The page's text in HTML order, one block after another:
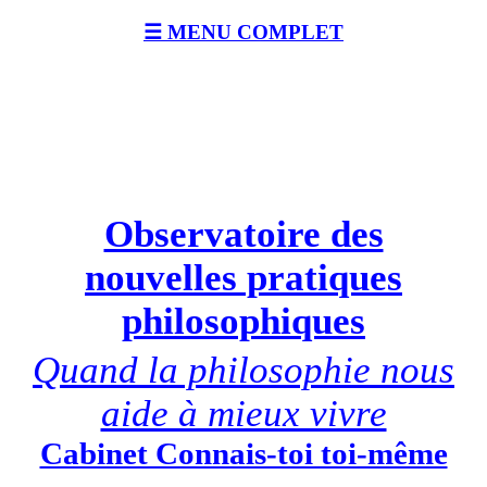
☰ MENU COMPLET
Observatoire des
nouvelles pratiques
philosophiques
Quand la philosophie nous
aide à mieux vivre
Cabinet Connais-toi toi-même